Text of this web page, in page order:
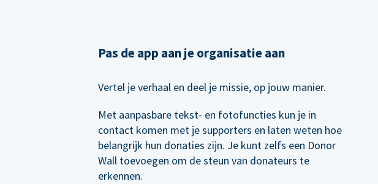
Pas de app aan je organisatie aan
Vertel je verhaal en deel je missie, op jouw manier.
Met aanpasbare tekst- en fotofuncties kun je in
contact komen met je supporters en laten weten hoe
belangrijk hun donaties zijn. Je kunt zelfs een Donor
Wall toevoegen om de steun van donateurs te
erkennen.